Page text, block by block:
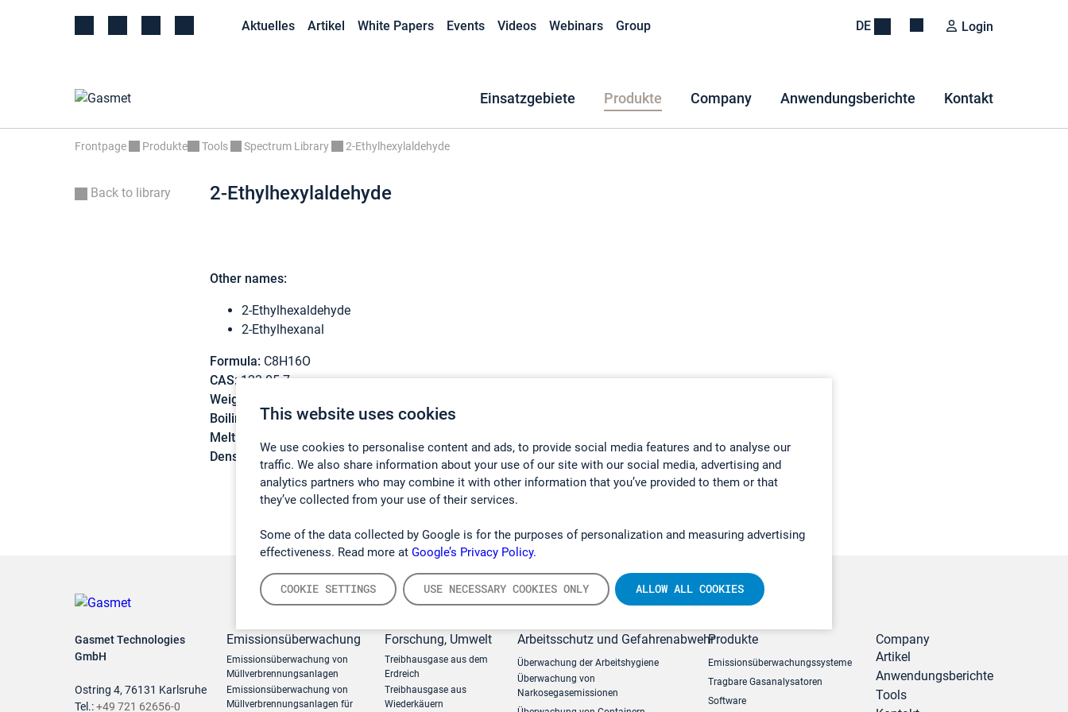
This website uses cookies
We use cookies to personalise content and ads, to provide social media features and to analyse our
traffic. We also share information about your use of our site with our social media, advertising and
analytics partners who may combine it with other information that you’ve provided to them or that
they’ve collected from your use of their services.
Some of the data collected by Google is for the purposes of personalization and measuring advertising
effectiveness. Read more at Google’s Privacy Policy.
COOKIE SETTINGS USE NECESSARY COOKIES ONLY ALLOW ALL COOKIES
Aktuelles Artikel White Papers Events Videos Webinars Group DE Login
Einsatzgebiete Produkte Company Anwendungsberichte Kontakt
Frontpage Produkte Tools Spectrum Library 2-Ethylhexylaldehyde
Back to library 2-Ethylhexylaldehyde
Other names:
2-Ethylhexaldehyde
2-Ethylhexanal
Formula: C8H16O
CAS: 123-05-7
Weight:
Boiling point:163,4 °C
Melting point:
Density:
0,8205 g/cm3
Gasmet Technologies
GmbH
Ostring 4, 76131 Karlsruhe
Tel.:+49 721 62656-0
Emissionsüberwachung
Emissionsüberwachung von
Müllverbrennungsanlagen
Emissionsüberwachung von
Müllverbrennungsanlagen für
Forschung, Umwelt
Treibhausgase aus dem
Erdreich
Treibhausgase aus
Wiederkäuern
Arbeitsschutz und Gefahrenabwehr
Überwachung der Arbeitshygiene
Überwachung von
Narkosegasemissionen
Produkte
Emissionsüberwachungssysteme
Tragbare Gasanalysatoren
Software
Company
Artikel
Anwendungsberichte
Tools